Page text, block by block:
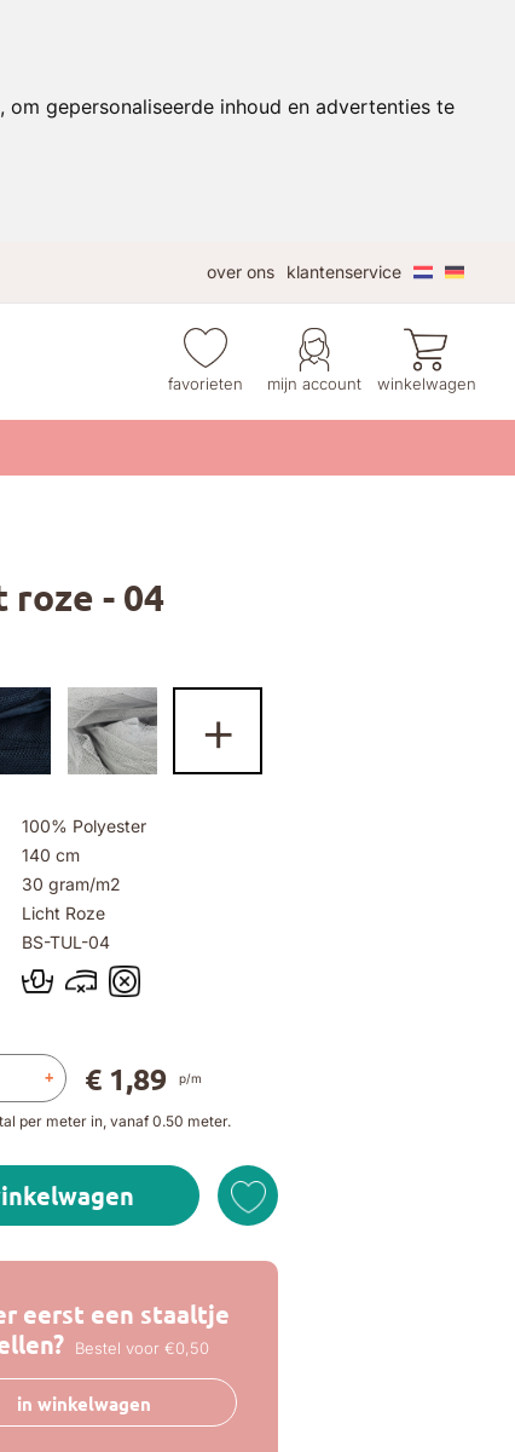
gepersonaliseerde inhoud en advertenties te
over ons
klantenservice
mijn account
favorieten winkelwagen
- 04
100% Polyester
140 cm
30 gram/m2
Licht Roze
BS-TUL-04
+
per meter in, vanaf 0.50 meter.
eerst een staaltje
Bestel voor €0,50
in winkelwagen
€ 1,89 p/m
+